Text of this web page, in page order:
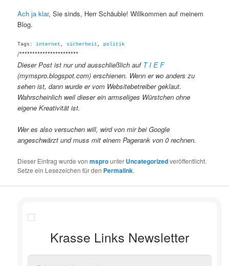
Ach ja klar, Sie sinds, Herr Schäuble! Willkommen auf meinem
Blog.
Tags:internet, sicherheit,politik
/***********************
Dieser Post ist nur und ausschließlich auf T I E F
(mymspro.blogspot.com) erschienen. Wenn er wo anders zu
sehen ist, dann wurde er vom Websitebetreiber geklaut.
Wahrscheinlich weil dieser ein armseliges Würstchen ohne
eigene Kreativität ist.
Wer es also versuchen will, wird von mir bei Google
angeschwärzt und muss mit einem Pagerank von 0 rechnen.
Dieser Eintrag wurde vonmsprounter Uncategorizedveröffentlicht.
Setze ein Lesezeichen für den Permalink.
Krasse Links Newsletter